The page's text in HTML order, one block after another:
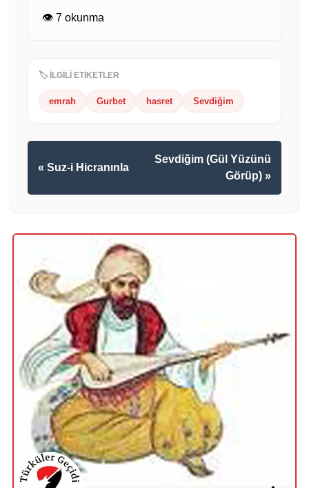
👁️ 7 okunma
🏷️ İLGİLİ ETİKETLER
emrah Gurbet hasret Sevdiğim
« Suz-i Hicranınla
Sevdiğim (Gül Yüzünü
Görüp) »